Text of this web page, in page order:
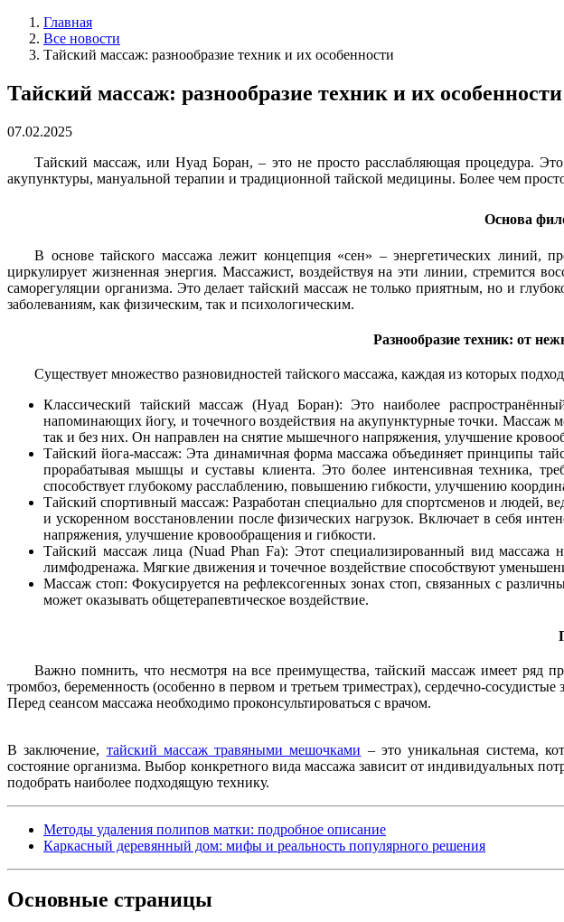
Главная
Все новости
Тайский массаж: разнообразие техник и их особенности
Тайский массаж: разнообразие техник и их особенности
07.02.2025
Тайский массаж, или Нуад Боран, – это не просто расслабляющая процедура.
акупунктуры, мануальной терапии и традиционной тайской медицины. Более чем
Основа
В основе тайского массажа лежит концепция «сен» – энергетических линий,
циркулирует жизненная энергия. Массажист, воздействуя на эти линии, стремится
саморегуляции организма. Это делает тайский массаж не только приятным, но и
заболеваниям, как физическим, так и психологическим.
Разнообразие техник: от
Существует множество разновидностей тайского массажа, каждая из которых
Классический тайский массаж (Нуад Боран): Это наиболее
напоминающих йогу, и точечного воздействия на акупунктурные точки. Массаж
так и без них. Он направлен на снятие мышечного напряжения, улучшение
Тайский йога-массаж: Эта динамичная форма массажа объединяет принципы
прорабатывая мышцы и суставы клиента. Это более интенсивная техника,
способствует глубокому расслаблению, повышению гибкости, улучшению
Тайский спортивный массаж: Разработан специально для спортсменов и людей,
и ускоренном восстановлении после физических нагрузок. Включает в себя
напряжения, улучшение кровообращения и гибкости.
Тайский массаж лица (Nuad Phan Fa): Этот специализированный вид
лимфодренажа. Мягкие движения и точечное воздействие способствуют
Массаж стоп: Фокусируется на рефлексогенных зонах стоп, связанных с
может оказывать общетерапевтическое воздействие.
Важно помнить, что несмотря на все преимущества, тайский массаж имеет ряд
тромбоз, беременность (особенно в первом и третьем триместрах), сердечно-
Перед сеансом массажа необходимо проконсультироваться с врачом.
В заключение, тайский массаж травяными мешочками – это уникальная система,
состояние организма. Выбор конкретного вида массажа зависит от индивидуальных
подобрать наиболее подходящую технику.
Методы удаления полипов матки: подробное описание
Каркасный деревянный дом: мифы и реальность популярного решения
Основные страницы